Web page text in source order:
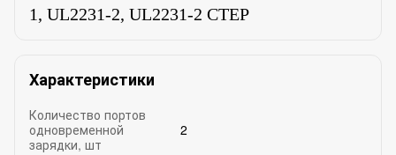
1, UL2231-2, UL2231-2 CTEP
Характеристики
Количество портов
одновременной
зарядки, шт
2